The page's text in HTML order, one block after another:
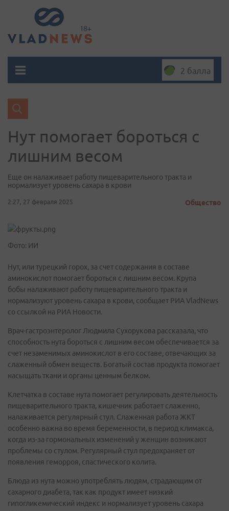
2 балла
Нут помогает бороться с
лишним весом
Еще он налаживает работу пищеварительного тракта и
нормализует уровень сахара в крови
2:27, 27 февраля 2025 Общество
Фото: ИИ
Нут, или турецкий горох, за счет содержания в составе
аминокислот помогает бороться с лишним весом. Крупа
бобы налаживают работу пищеварительного тракта и
нормализуют уровень сахара в крови, сообщает РИА VladNews
со ссылкой на РИА Новости.
Врач-гастроэнтеролог Людмила Сухорукова рассказала, что
способность нута бороться с лишним весом обеспечивается за
счет незаменимых аминокислот в его составе, отвечающих за
слаженный обмен веществ. Богатый состав продукта помогает
насыщать ткани и органы ценным белком.
Клетчатка в составе нута помогает регулировать деятельность
пищеварительного тракта, кишечник работает слаженно,
налаживается регулярный стул. Слаженная работа ЖКТ
особенно важна во время беременности, в период климакса,
когда из-за гормональных изменений у женщин возникают
проблемы со стулом. Регулярный стул предохраняет от
появления геморроя, спастического колита.
Блюда из нута можно употреблять людям, страдающим от
сахарного диабета, так как продукт имеет низкий
гипогликемический индекс и нормализует уровень сахара